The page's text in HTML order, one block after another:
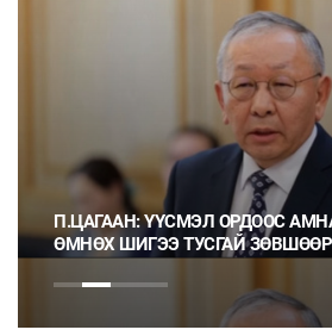
П.ЦАГААН: ҮҮСМЭЛ ОРДООС
ӨМНӨХ ШИГЭЭ ТУСГАЙ